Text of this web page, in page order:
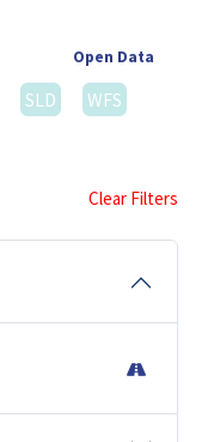
Open Data
SLD
WFS
Clear Filters